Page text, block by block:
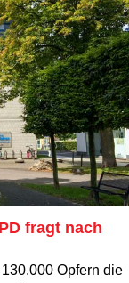
fragt nach
Opfern die